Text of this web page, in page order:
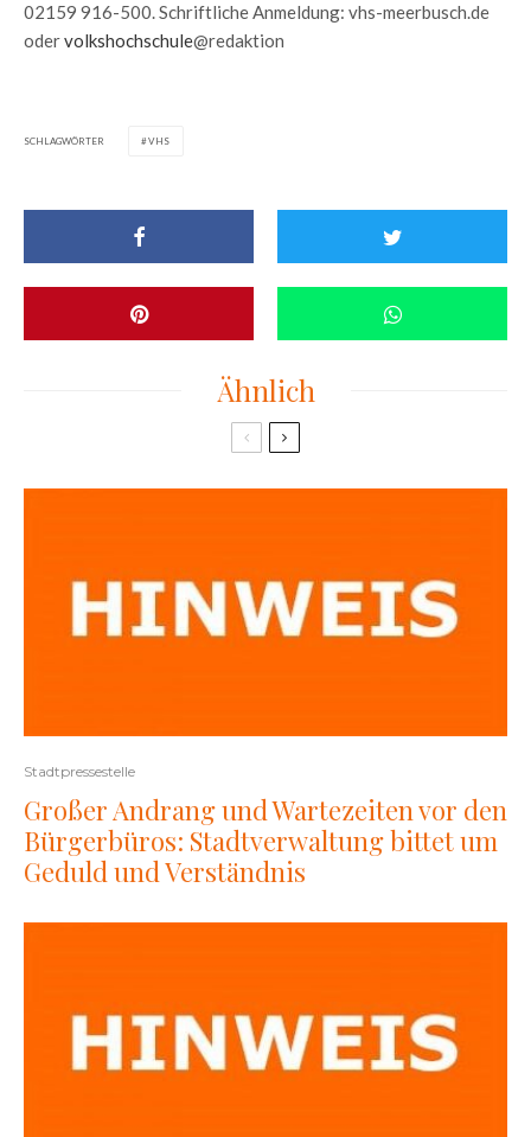
02159 916-500. Schriftliche Anmeldung: vhs-meerbusch.de
odervolkshochschule@redaktion
SCHLAGWÖRTER VHS
Ähnlich
Stadtpressestelle
Großer Andrang und Wartezeiten vor den
Bürgerbüros: Stadtverwaltung bittet um
Geduld und Verständnis